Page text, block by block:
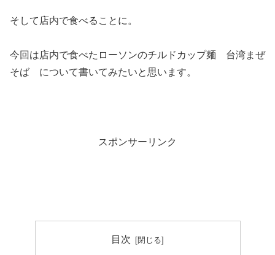
そして店内で食べることに。
今回は店内で食べたローソンのチルドカップ麺 台湾まぜ
そば について書いてみたいと思います。
スポンサーリンク
目次